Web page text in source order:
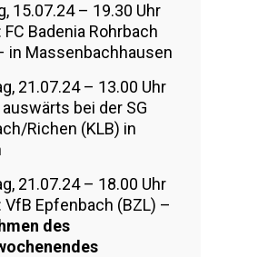
15.07.24 – 19.30 Uhr
FC Badenia Rohrbach
in Massenbachhausen
21.07.24 – 13.00 Uhr
auswärts bei der SG
Richen (KLB) in
21.07.24 – 18.00 Uhr
VfB Epfenbach (BZL) –
des